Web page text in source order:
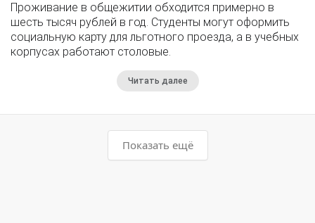
Проживание в общежитии обходится примерно в
шесть тысяч рублей в год. Студенты могут оформить
социальную карту для льготного проезда, а в учебных
корпусах работают столовые.
Читать далее
Показать ещё